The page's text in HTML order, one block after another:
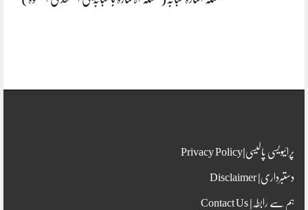
پرائیویسی پالیسی|Privacy Policy
دستبرداری| Disclaimer
ہم سے رابطہ| Contact Us